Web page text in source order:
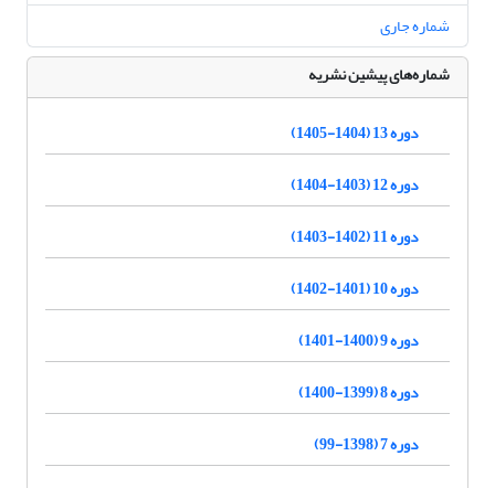
شماره جاری
شماره‌های پیشین نشریه
دوره 13 (1404-1405)
دوره 12 (1403-1404)
دوره 11 (1402-1403)
دوره 10 (1401-1402)
دوره 9 (1400-1401)
دوره 8 (1399-1400)
دوره 7 (1398-99)